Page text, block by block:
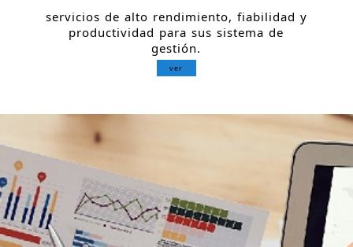
servicios de alto rendimiento, fiabilidad y
productividad para sus sistema de
gestión.
ver